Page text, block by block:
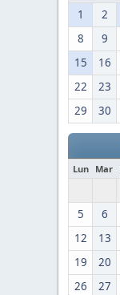
1 2
8
9
15
16
22
23
29
30
Lun Mar
5
6
12
13
19
20
26
27